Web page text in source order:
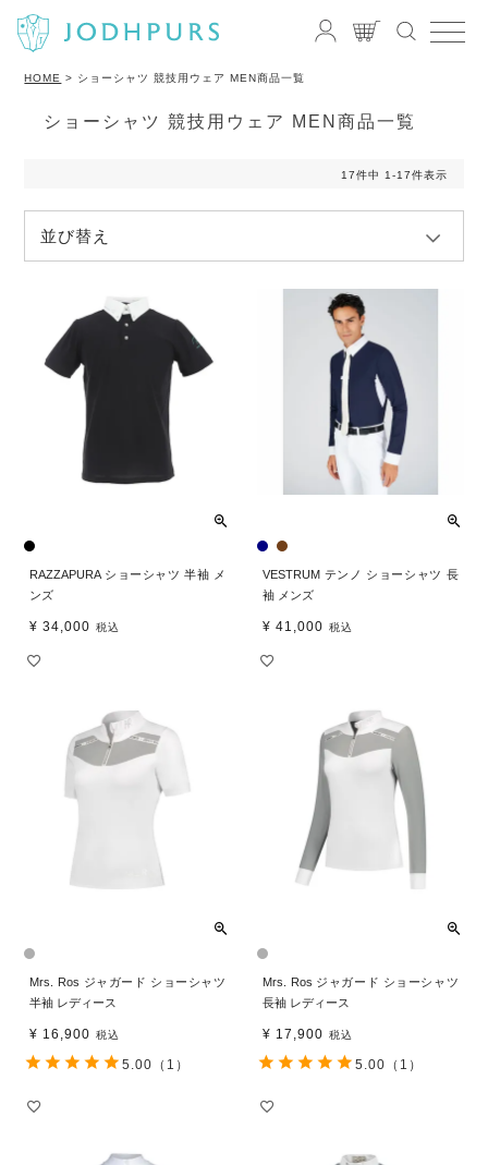
HOME ショーシャツ 競技用ウェア MEN商品一覧
ショーシャツ 競技用ウェア MEN商品一覧
並び替え
17件中 1 -17件表示
RAZZAPURA ショーシャツ 半袖 メ
ンズ
¥ 34,000 税込
VESTRUM テンノ ショーシャツ 長
袖 メンズ
¥ 41,000 税込
Mrs. Ros ジャガード ショーシャツ
半袖 レディース
¥ 16,900 税込
5.00 （1）
Mrs. Ros ジャガード ショーシャツ
長袖 レディース
¥ 17,900 税込
5.00 （1）